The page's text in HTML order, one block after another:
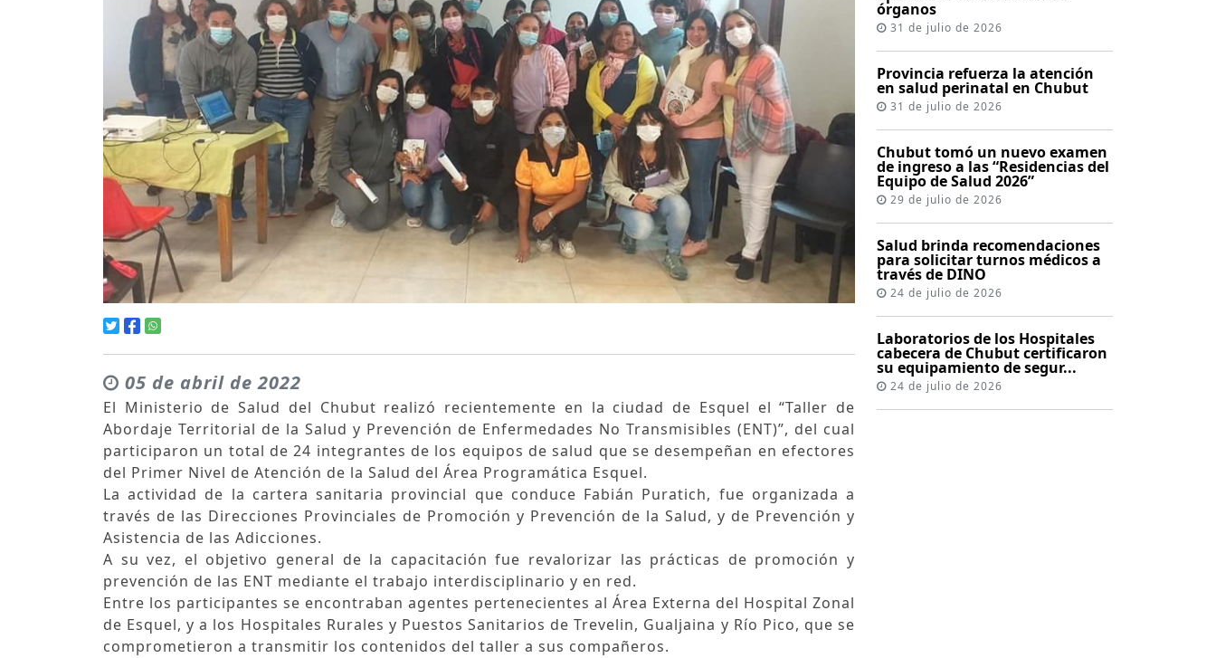
05 de abril de 2022
El Ministerio de Salud del Chubut realizó recientemente en la ciudad de Esquel el “Taller de
Abordaje Territorial de la Salud y Prevención de Enfermedades No Transmisibles (ENT)”, del cual
participaron un total de 24 integrantes de los equipos de salud que se desempeñan en efectores
del Primer Nivel de Atención de la Salud del Área Programática Esquel.
La actividad de la cartera sanitaria provincial que conduce Fabián Puratich, fue organizada a
través de las Direcciones Provinciales de Promoción y Prevención de la Salud, y de Prevención y
Asistencia de las Adicciones.
A su vez, el objetivo general de la capacitación fue revalorizar las prácticas de promoción y
prevención de las ENT mediante el trabajo interdisciplinario y en red.
Entre los participantes se encontraban agentes pertenecientes al Área Externa del Hospital Zonal
de Esquel, y a los Hospitales Rurales y Puestos Sanitarios de Trevelin, Gualjaina y Río Pico, que se
comprometieron a transmitir los contenidos del taller a sus compañeros.
órganos
31 de julio de 2026
Provincia refuerza la atención
en salud perinatal en Chubut
31 de julio de 2026
Chubut tomó un nuevo examen
de ingreso a las “Residencias del
Equipo de Salud 2026”
29 de julio de 2026
Salud brinda recomendaciones
para solicitar turnos médicos a
través de DINO
24 de julio de 2026
Laboratorios de los Hospitales
cabecera de Chubut certificaron
su equipamiento de segur...
24 de julio de 2026